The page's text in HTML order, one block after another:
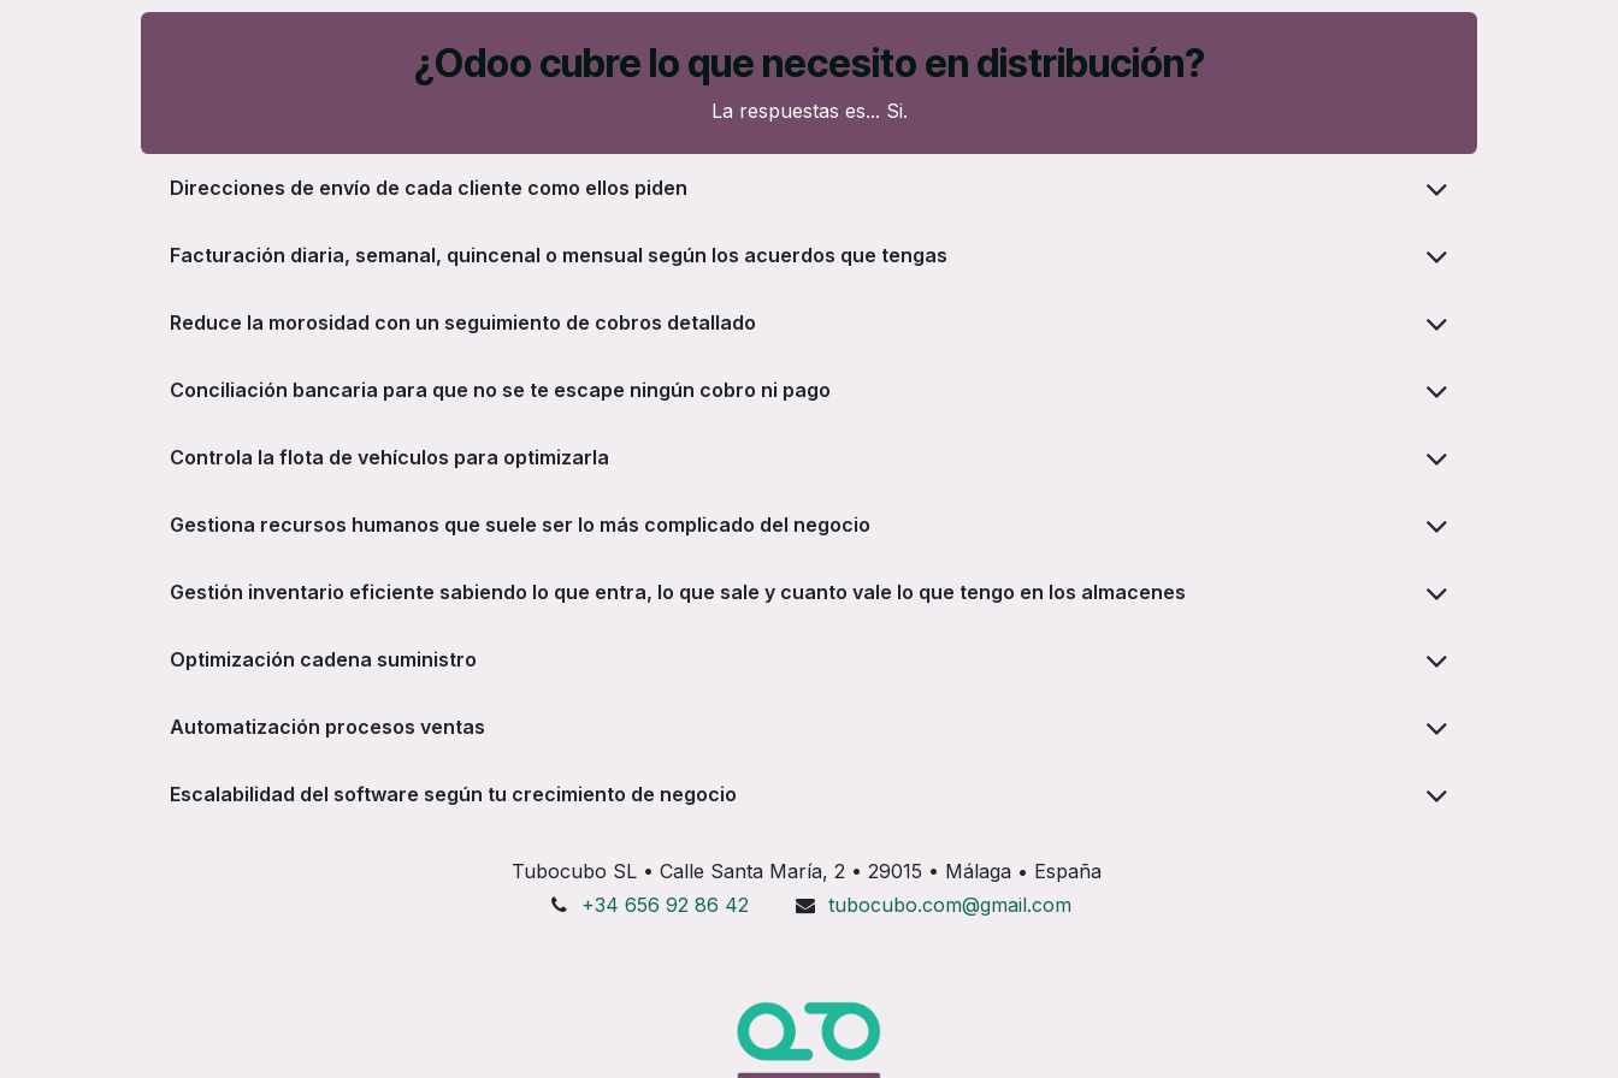
¿Odoo cubre lo que necesito en distribución?
La respuestas es... Si.
Direcciones de envío de cada cliente como ellos piden
Facturación diaria, semanal, quincenal o mensual según los acuerdos que tengas
Reduce la morosidad con un seguimiento de cobros detallado
Conciliación bancaria para que no se te escape ningún cobro ni pago
Controla la flota de vehículos para optimizarla
Gestiona recursos humanos que suele ser lo más complicado del negocio
Gestión inventario eficiente sabiendo lo que entra, lo que sale y cuanto vale lo que tengo en los almacenes
Optimización cadena suministro
Automatización procesos ventas
Escalabilidad del software según tu crecimiento de negocio
Tubocubo SL • Calle Santa María, 2 • 29015 • Málaga • España
+34 656 92 86 42
tubocubo.com@gmail.com